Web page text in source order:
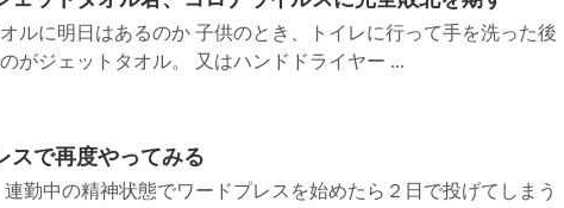
ルに明日はあるのか 子供のとき、トイレに行って手を洗った後
がジェットタオル。 又はハンドドライヤー ...
スで再度やってみる
勤中の精神状態でワードプレスを始めたら２日で投げてしまう